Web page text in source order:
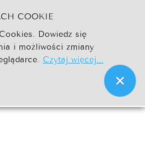
Go
COOKIE
Dowiedz się
i możliwości zmiany
Czytaj więcej...